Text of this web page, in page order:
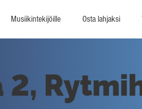
Musiikintekijöille Osta lahjaksi
2,